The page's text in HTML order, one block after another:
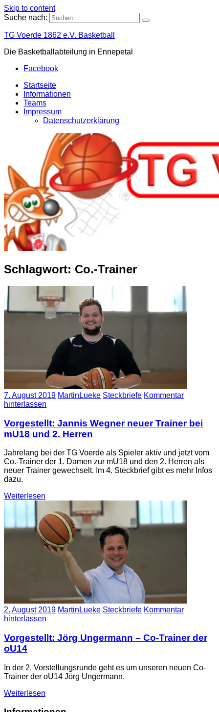
Skip to content
Suche nach:
TG Voerde 1862 e.V. Basketball
Die Basketballabteilung in Ennepetal
Facebook
Startseite
Informationen
Teams
Impressum
Datenschutzerklärung
Schlagwort: Co.-Trainer
7. August 2019 MartinLueke Steckbriefe Kommentar
hinterlassen
Vorgestellt: Jannis Wegner neuer Trainer bei
mU18 und 2. Herren
Jahrelang bei der TG Voerde als Spieler aktiv und jetzt vom
Co.-Trainer der 1. Damen zur mU18 und den 2. Herren als
neuer Trainer gewechselt. Im 4. Steckbrief gibt es mehr Infos
dazu.
Weiterlesen
2. August 2019 MartinLueke Steckbriefe Kommentar
hinterlassen
Vorgestellt: Jörg Ungermann – Co-Trainer der
oU14
In der 2. Vorstellungsrunde geht es um unseren neuen Co-
Trainer der oU14 Jörg Ungermann.
Weiterlesen